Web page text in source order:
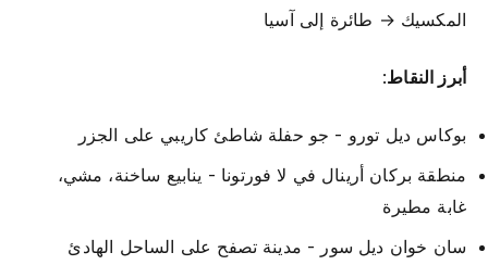
المكسيك → طائرة إلى آسيا
أبرز النقاط:
بوكاس ديل تورو - جو حفلة شاطئ كاريبي على الجزر
منطقة بركان أرينال في لا فورتونا - ينابيع ساخنة، مشي،
غابة مطيرة
سان خوان ديل سور - مدينة تصفح على الساحل الهادئ